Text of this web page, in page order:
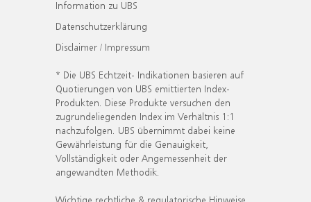
Information zu UBS
Datenschutzerklärung
Disclaimer / Impressum
* Die UBS Echtzeit- Indikationen basieren auf
Quotierungen von UBS emittierten Index-
Produkten. Diese Produkte versuchen den
zugrundeliegenden Index im Verhältnis 1:1
nachzufolgen. UBS übernimmt dabei keine
Gewährleistung für die Genauigkeit,
Vollständigkeit oder Angemessenheit der
angewandten Methodik.